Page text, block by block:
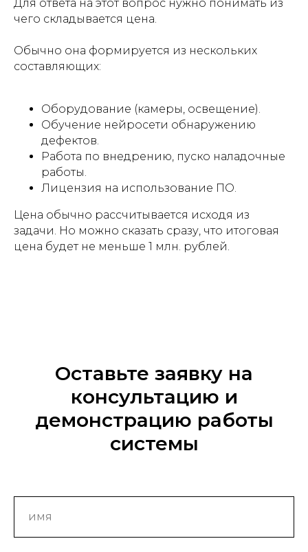
Для ответа на этот вопрос нужно понимать из
чего складывается цена.
Обычно она формируется из нескольких
составляющих:
Оборудование (камеры, освещение).
Обучение нейросети обнаружению
дефектов.
Работа по внедрению, пуско наладочные
работы.
Лицензия на использование ПО.
Цена обычно рассчитывается исходя из
задачи. Но можно сказать сразу, что итоговая
цена будет не меньше 1 млн. рублей.
Оставьте заявку на
консультацию и
демонстрацию работы
системы